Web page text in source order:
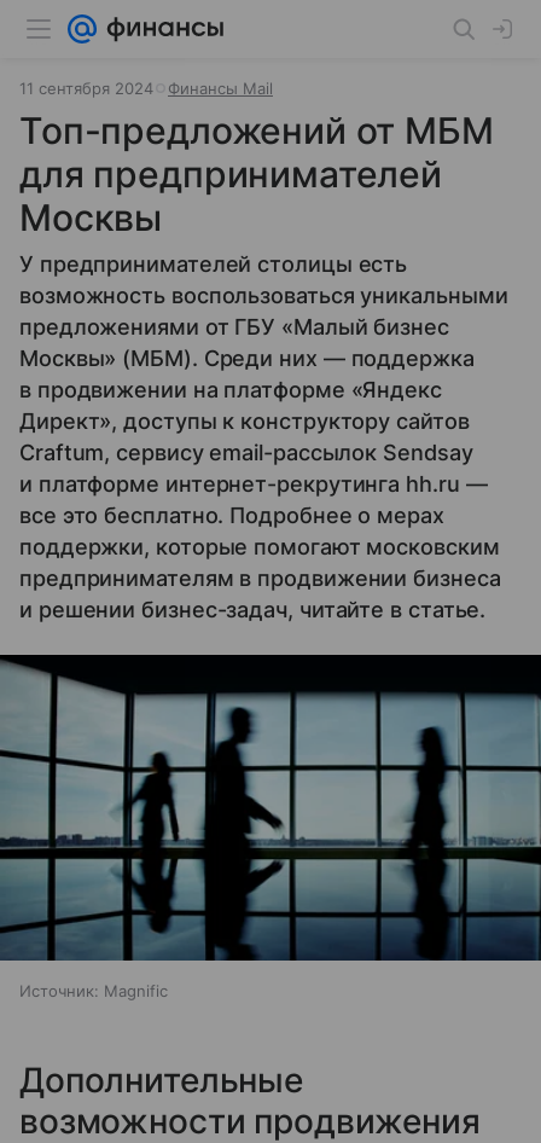
11 сентября 2024 Финансы Mail
Топ-предложений от МБМ
для предпринимателей
Москвы
У предпринимателей столицы есть
возможность воспользоваться уникальными
предложениями от ГБУ «Малый бизнес
Москвы» (МБМ). Среди них — поддержка
в продвижении на платформе «Яндекс
Директ», доступы к конструктору сайтов
Craftum, сервису email-рассылок Sendsay
и платформе интернет-рекрутинга hh.ru —
все это бесплатно. Подробнее о мерах
поддержки, которые помогают московским
предпринимателям в продвижении бизнеса
и решении бизнес-задач, читайте в статье.
Источник: Magnific
Дополнительные
возможности продвижения